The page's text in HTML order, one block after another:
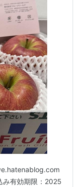
み有効期限：2025